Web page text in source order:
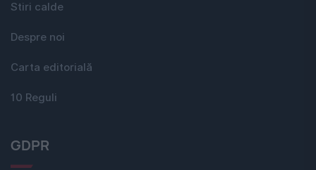
Stiri calde
Despre noi
Carta editorială
10 Reguli
GDPR